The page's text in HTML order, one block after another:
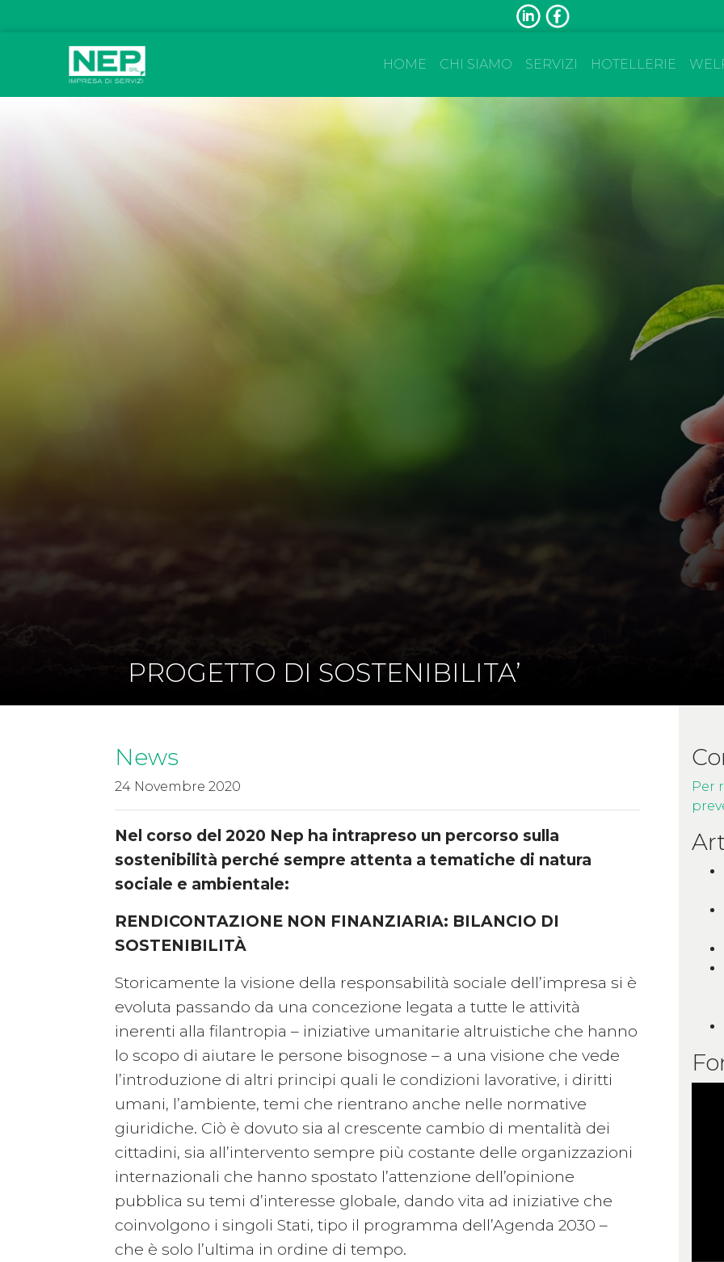
HOME
CHI SIAMO SERVIZI HOTELLERIE
PROGETTO DI SOSTENIBILITA’
News
24 Novembre 2020
Nel corso del 2020 Nep ha intrapreso un percorso sulla
sostenibilità perché sempre attenta a tematiche di natura
sociale e ambientale:
RENDICONTAZIONE NON FINANZIARIA: BILANCIO DI
SOSTENIBILITÀ
Storicamente la visione della responsabilità sociale dell’impresa si è
evoluta passando da una concezione legata a tutte le attività
inerenti alla filantropia – iniziative umanitarie altruistiche che hanno
lo scopo di aiutare le persone bisognose – a una visione che vede
l’introduzione di altri principi quali le condizioni lavorative, i diritti
umani, l’ambiente, temi che rientrano anche nelle normative
giuridiche. Ciò è dovuto sia al crescente cambio di mentalità dei
cittadini, sia all’intervento sempre più costante delle organizzazioni
internazionali che hanno spostato l’attenzione dell’opinione
pubblica su temi d’interesse globale, dando vita ad iniziative che
coinvolgono i singoli Stati, tipo il programma dell’Agenda 2030 –
che è solo l’ultima in ordine di tempo.
Per